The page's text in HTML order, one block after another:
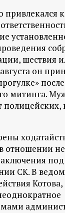
привлекался к
шествия
он
после
митинга.
полицейских,
отношении
СК. В
Котова,